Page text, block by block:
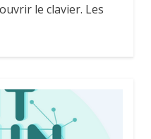
le clavier. Les